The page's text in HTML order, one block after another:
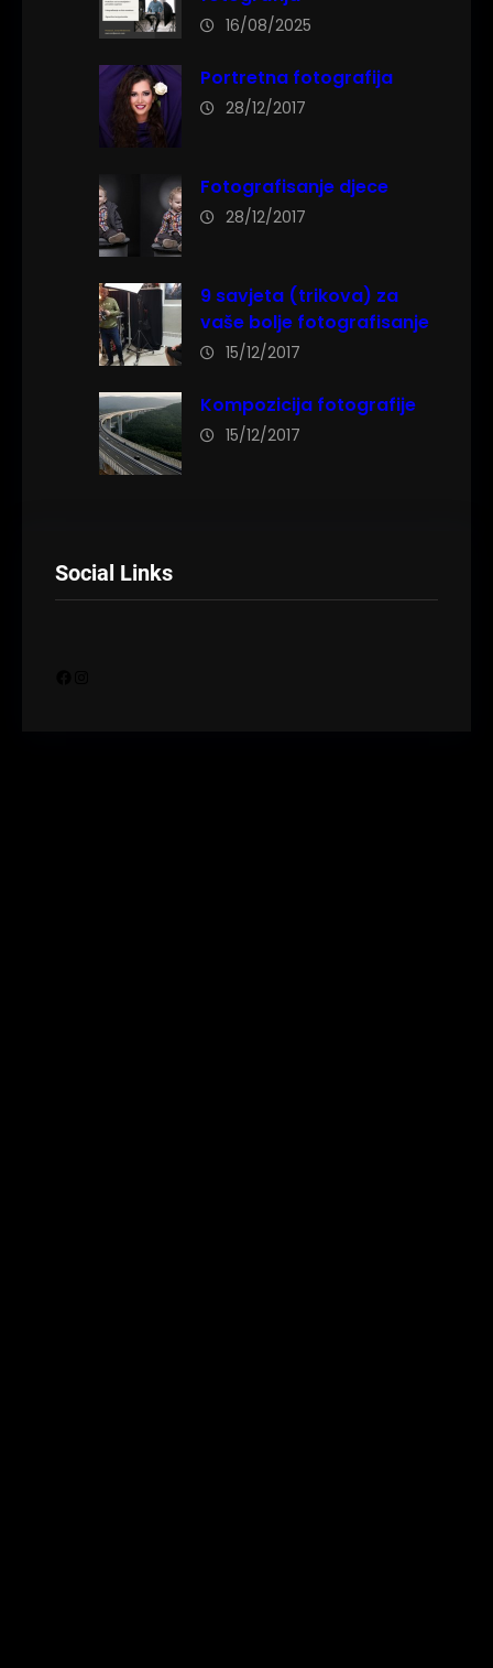
16/08/2025
Portretna fotografija
28/12/2017
Fotografisanje djece
28/12/2017
9 savjeta (trikova) za
vaše bolje fotografisanje
15/12/2017
Kompozicija fotografije
15/12/2017
Social Links